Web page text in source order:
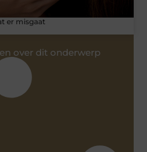
er misgaat
over dit onderwerp